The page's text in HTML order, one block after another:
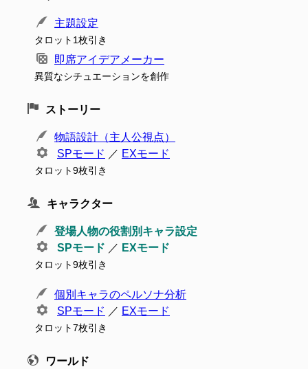
主題設定
タロット1枚引き
即席アイデアメーカー
異質なシチュエーションを創作
ストーリー
物語設計（主人公視点）
SPモード ／ EXモード
タロット9枚引き
キャラクター
登場人物の役割別キャラ設定
SPモード ／ EXモード
タロット9枚引き
個別キャラのペルソナ分析
SPモード ／ EXモード
タロット7枚引き
ワールド